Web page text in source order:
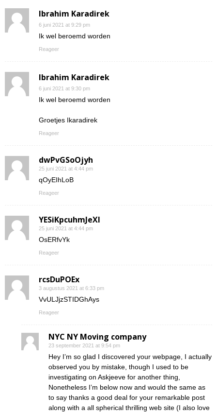
Ibrahim Karadirek
6 juni 2021 at 9:29 pm
Ik wel beroemd worden
Reageer
Ibrahim Karadirek
6 juni 2021 at 9:30 pm
Ik wel beroemd worden
Groetjes Ikaradirek
Reageer
dwPvGSoOjyh
25 juni 2021 at 4:44 pm
qOyEIhLoB
Reageer
YESiKpcuhmJeXI
25 juni 2021 at 4:44 pm
OsERfvYk
Reageer
rcsDuPOEx
3 augustus 2021 at 6:33 pm
VvULJjzSTIDGhAys
Reageer
NYC NY Moving company
23 september 2021 at 9:54 pm
Hey I’m so glad I discovered your webpage, I actually
observed you by mistake, though I used to be
investigating on Askjeeve for another thing,
Nonetheless I’m below now and would the same as
to say thanks a good deal for your remarkable post
along with a all spherical thrilling web site (I also love